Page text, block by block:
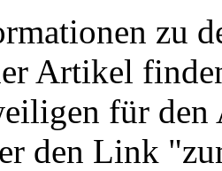
zu
Artikel
für
den Link